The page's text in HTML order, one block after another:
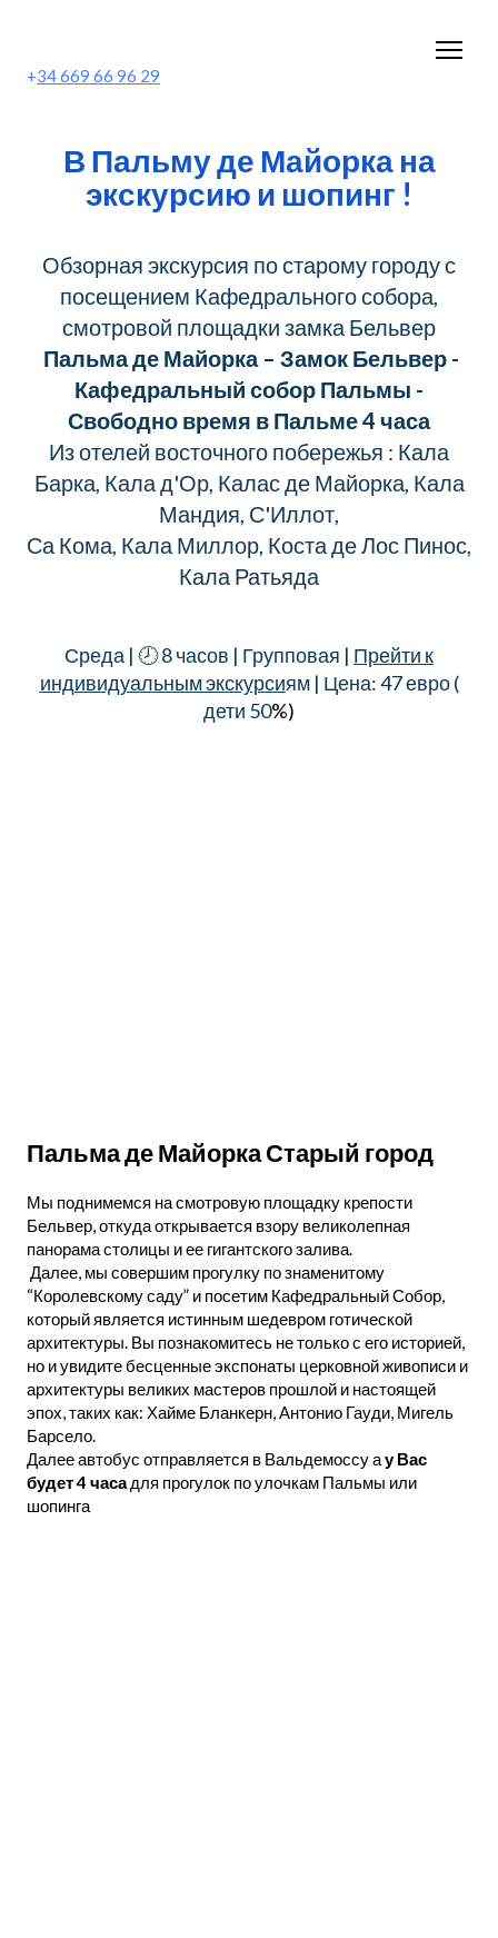
+34 669 66 96 29
В Пальму де Майорка на
экскурсию и шопинг !
Обзорная экскурсия по старому городу с
посещением Кафедрального собора,
смотровой площадки замка Бельвер
Пальма де Майорка – Замок Бельвер -
Кафедральный собор Пальмы -
Свободно время в Пальме 4 часа
Из отелей восточного побережья : Кала
Барка, Кала д'Ор, Калас де Майорка, Кала
Мандия, С'Иллот,
Са Кома, Кала Миллор, Коста де Лос Пинос,
Кала Ратьяда
Среда | 🕗 8 часов | Групповая | Прейти к
индивидуальным экскурсиям | Цена: 47 евро (
дети 50%)
Пальма де Майорка Старый город
Мы поднимемся на смотровую площадку крепости
Бельвер, откуда открывается взору великолепная
панорама столицы и ее гигантского залива.
Далее, мы совершим прогулку по знаменитому
“Королевскому саду” и посетим Кафедральный Собор,
который является истинным шедевром готической
архитектуры. Вы познакомитесь не только с его историей,
но и увидите бесценные экспонаты церковной живописи и
архитектуры великих мастеров прошлой и настоящей
эпох, таких как: Хайме Бланкерн, Антонио Гауди, Мигель
Барсело.
Далее автобус отправляется в Вальдемоссу ау Вас
будет 4 часа для прогулок по улочкам Пальмы или
шопинга